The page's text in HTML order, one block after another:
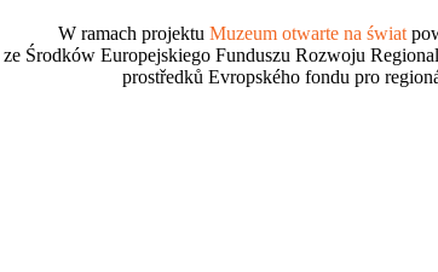
W ramach projektu Muzeum otwarte na świat
Środków Europejskiego Funduszu Rozwoju
prostředků Evropského fondu pro